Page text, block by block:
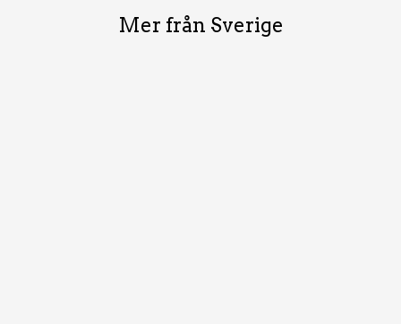
Mer från Sverige